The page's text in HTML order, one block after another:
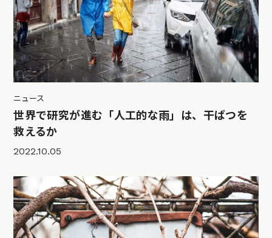
ニュース
世界で研究が進む「人工的な雨」は、干ばつを
救えるか
2022.10.05